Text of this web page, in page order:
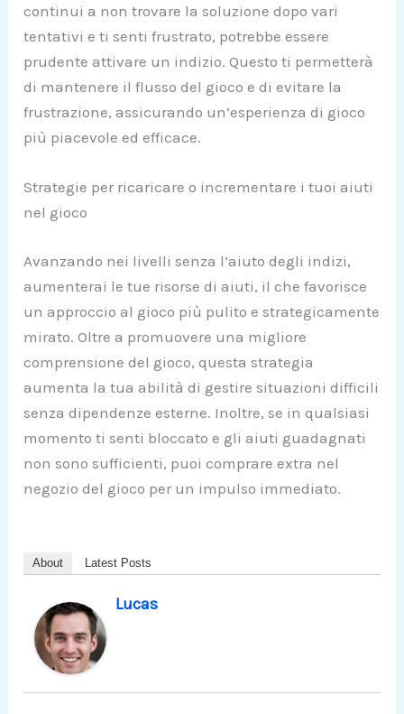
continui a non trovare la soluzione dopo vari
tentativi e ti senti frustrato, potrebbe essere
prudente attivare un indizio. Questo ti permetterà
di mantenere il flusso del gioco e di evitare la
frustrazione, assicurando un’esperienza di gioco
più piacevole ed efficace.
Strategie per ricaricare o incrementare i tuoi aiuti
nel gioco
Avanzando nei livelli senza l’aiuto degli indizi,
aumenterai le tue risorse di aiuti, il che favorisce
un approccio al gioco più pulito e strategicamente
mirato. Oltre a promuovere una migliore
comprensione del gioco, questa strategia
aumenta la tua abilità di gestire situazioni difficili
senza dipendenze esterne. Inoltre, se in qualsiasi
momento ti senti bloccato e gli aiuti guadagnati
non sono sufficienti, puoi comprare extra nel
negozio del gioco per un impulso immediato.
About Latest Posts
Lucas